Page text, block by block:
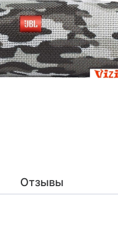
Отзывы